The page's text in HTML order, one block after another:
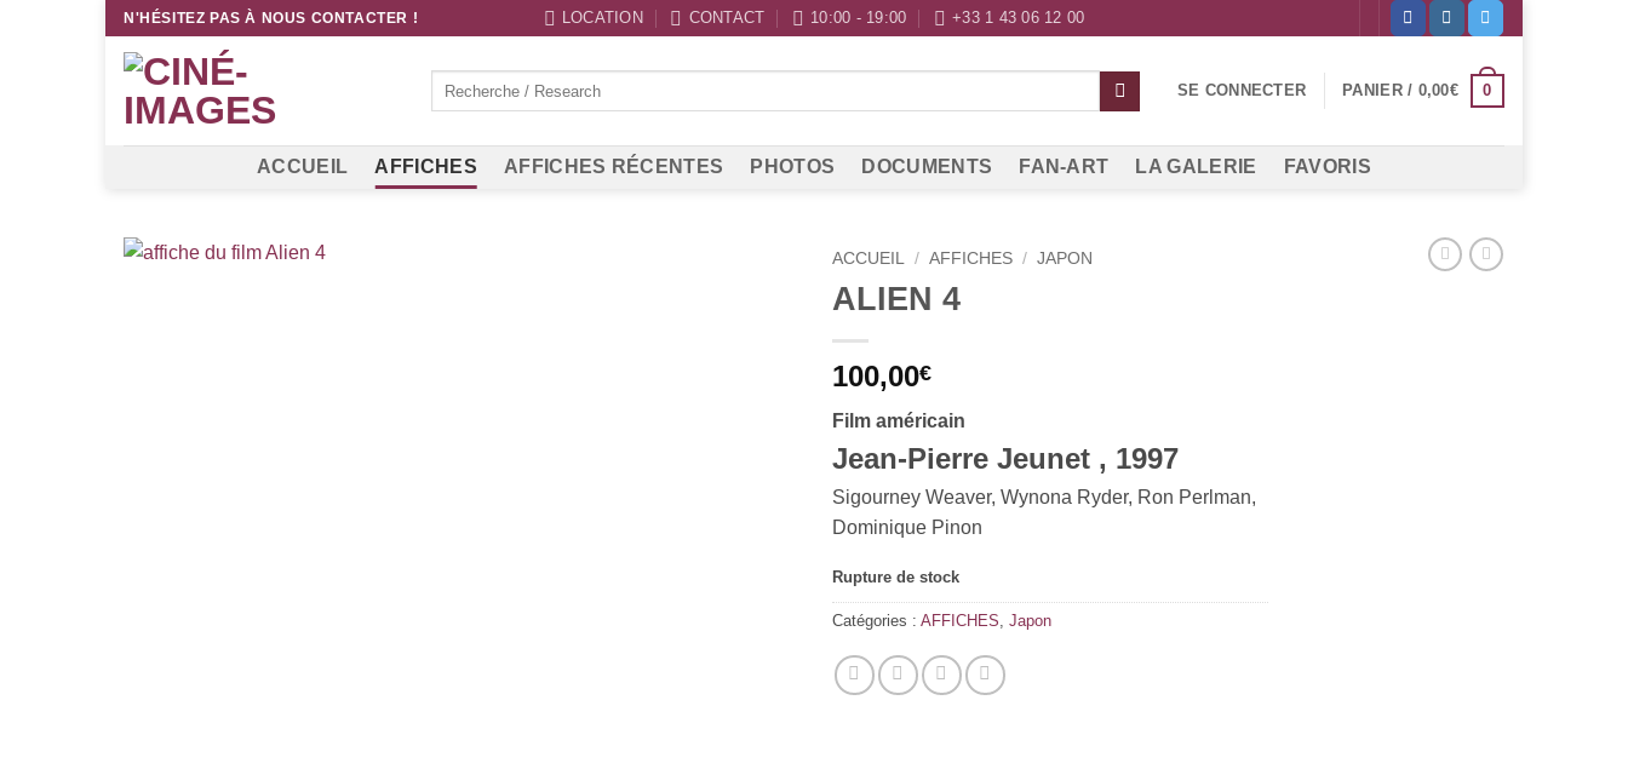
Passer
contenu
N'HÉSITEZ PAS À NOUS CONTACTER ! LOCATION CONTACT 10:00 - 19:00 +33 1 43 06 12 00
SE CONNECTER PANIER / 0,00€ 0
ACCUEIL AFFICHES AFFICHES RÉCENTES PHOTOS DOCUMENTS FAN-ART LA GALERIE FAVORIS
ACCUEIL / AFFICHES / JAPON
ALIEN 4
100,00€
Film américain
Jean-Pierre Jeunet , 1997
Sigourney Weaver, Wynona Ryder, Ron Perlman,
Dominique Pinon
Rupture de stock
Catégories : AFFICHES, Japon